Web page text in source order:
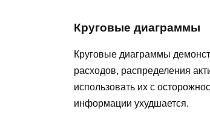
Круговые диаграммы
Круговые диаграммы
расходов, распределения
использовать их с
информации ухудшается.